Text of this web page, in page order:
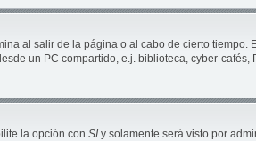
al salir de la página o al cabo de cierto
un PC compartido, e.j. biblioteca, cyber-
la opción con SI y solamente será visto por